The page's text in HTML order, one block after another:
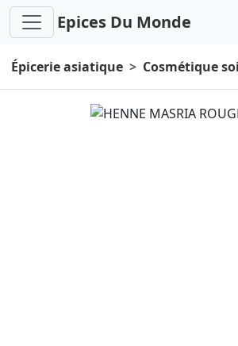
Epices Du Monde
Épicerie asiatique Cosmétique